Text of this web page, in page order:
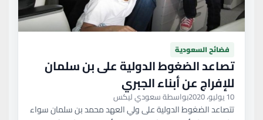
فضائح السعودية
تصاعد الضغوط الدولية على بن سلمان
للإفراج عن أبناء الجبري
10 يوليو، 2020 بواسطة سعودي ليكس
تتصاعد الضغوط الدولية على ولي العهد محمد بن سلمان سواء